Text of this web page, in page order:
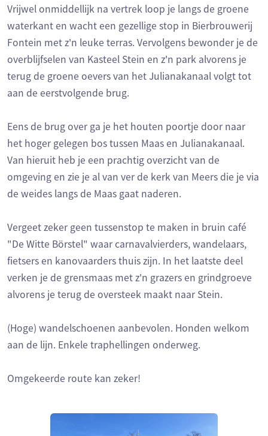
Vrijwel onmiddellijk na vertrek loop je langs de groene
waterkant en wacht een gezellige stop in Bierbrouwerij
Fontein met z'n leuke terras. Vervolgens bewonder je de
overblijfselen van Kasteel Stein en z'n park alvorens je
terug de groene oevers van het Julianakanaal volgt tot
aan de eerstvolgende brug.
Eens de brug over ga je het houten poortje door naar
het hoger gelegen bos tussen Maas en Julianakanaal.
Van hieruit heb je een prachtig overzicht van de
omgeving en zie je al van ver de kerk van Meers die je via
de weides langs de Maas gaat naderen.
Vergeet zeker geen tussenstop te maken in bruin café
"De Witte Börstel" waar carnavalvierders, wandelaars,
fietsers en kanovaarders thuis zijn. In het laatste deel
verken je de grensmaas met z'n grazers en grindgroeve
alvorens je terug de oversteek maakt naar Stein.
(Hoge) wandelschoenen aanbevolen. Honden welkom
aan de lijn. Enkele traphellingen onderweg.
Omgekeerde route kan zeker!